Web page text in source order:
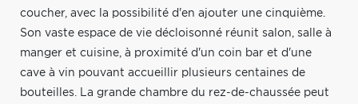
coucher, avec la possibilité d'en ajouter une cinquième.
Son vaste espace de vie décloisonné réunit salon, salle à
manger et cuisine, à proximité d'un coin bar et d'une
cave à vin pouvant accueillir plusieurs centaines de
bouteilles. La grande chambre du rez-de-chaussée peut